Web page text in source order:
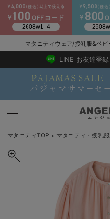
戻る
マタニティウェア全て
マタニティ ワンピース
戻る
マタニティ 下着・インナー全て
戻る
戻る
マタニティ フォーマル全て
戻る
妊婦用 抱き枕・授乳クッション
戻る
マタニティレッグウェア全て
マタニティストッキング・タイツ
戻る
マタニティ ボディケア全て
戻る
【アウトレット】ワンピース
戻る
戻る
マタニティウェア/授乳服&ベ
2026/
送料495円(一部地域を除
LINE お友達登
マタニティTOP ＞ マタニティ・授乳
【2丈展開】ヴィンテージサテン
ス マタニティ・授乳服【出産後